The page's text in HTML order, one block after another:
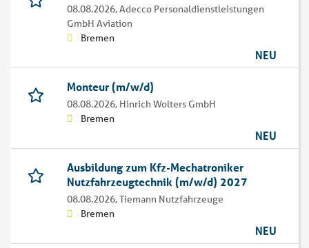
08.08.2026,Adecco Personaldienstleistungen
GmbH Aviation
Bremen
NEU
Monteur (m/w/d)
08.08.2026, Hinrich Wolters GmbH
Bremen
NEU
Ausbildung zum Kfz-Mechatroniker
Nutzfahrzeugtechnik (m/w/d) 2027
08.08.2026,Tiemann Nutzfahrzeuge
Bremen
NEU